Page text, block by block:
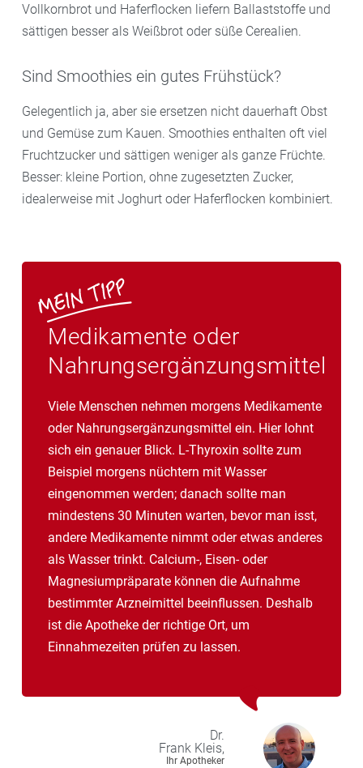
Vollkornbrot und Haferflocken liefern Ballaststoffe und
sättigen besser als Weißbrot oder süße Cerealien.
Sind Smoothies ein gutes Frühstück?
Gelegentlich ja, aber sie ersetzen nicht dauerhaft Obst
und Gemüse zum Kauen. Smoothies enthalten oft viel
Fruchtzucker und sättigen weniger als ganze Früchte.
Besser: kleine Portion, ohne zugesetzten Zucker,
idealerweise mit Joghurt oder Haferflocken kombiniert.
Medikamente oder
Nahrungsergänzungsmittel
Viele Menschen nehmen morgens Medikamente
oder Nahrungsergänzungsmittel ein. Hier lohnt
sich ein genauer Blick. L-Thyroxin sollte zum
Beispiel morgens nüchtern mit Wasser
eingenommen werden; danach sollte man
mindestens 30 Minuten warten, bevor man isst,
andere Medikamente nimmt oder etwas anderes
als Wasser trinkt. Calcium-, Eisen- oder
Magnesiumpräparate können die Aufnahme
bestimmter Arzneimittel beeinflussen. Deshalb
ist die Apotheke der richtige Ort, um
Einnahmezeiten prüfen zu lassen.
Dr.
Frank Kleis,
Ihr Apotheker